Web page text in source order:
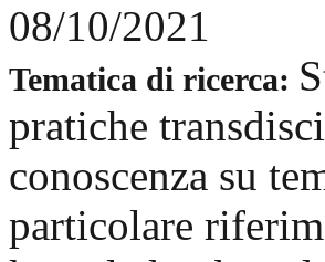
08/10/2021
Tematica di ricerca:
pratiche
conoscenza su
particolare